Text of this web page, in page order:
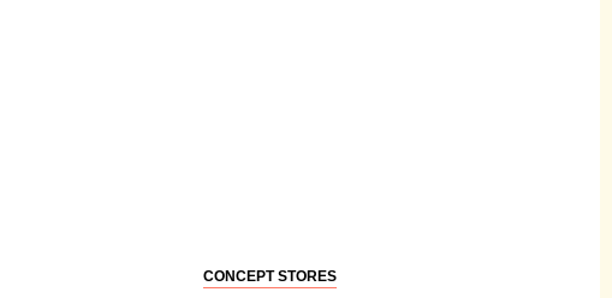
CONCEPT STORES